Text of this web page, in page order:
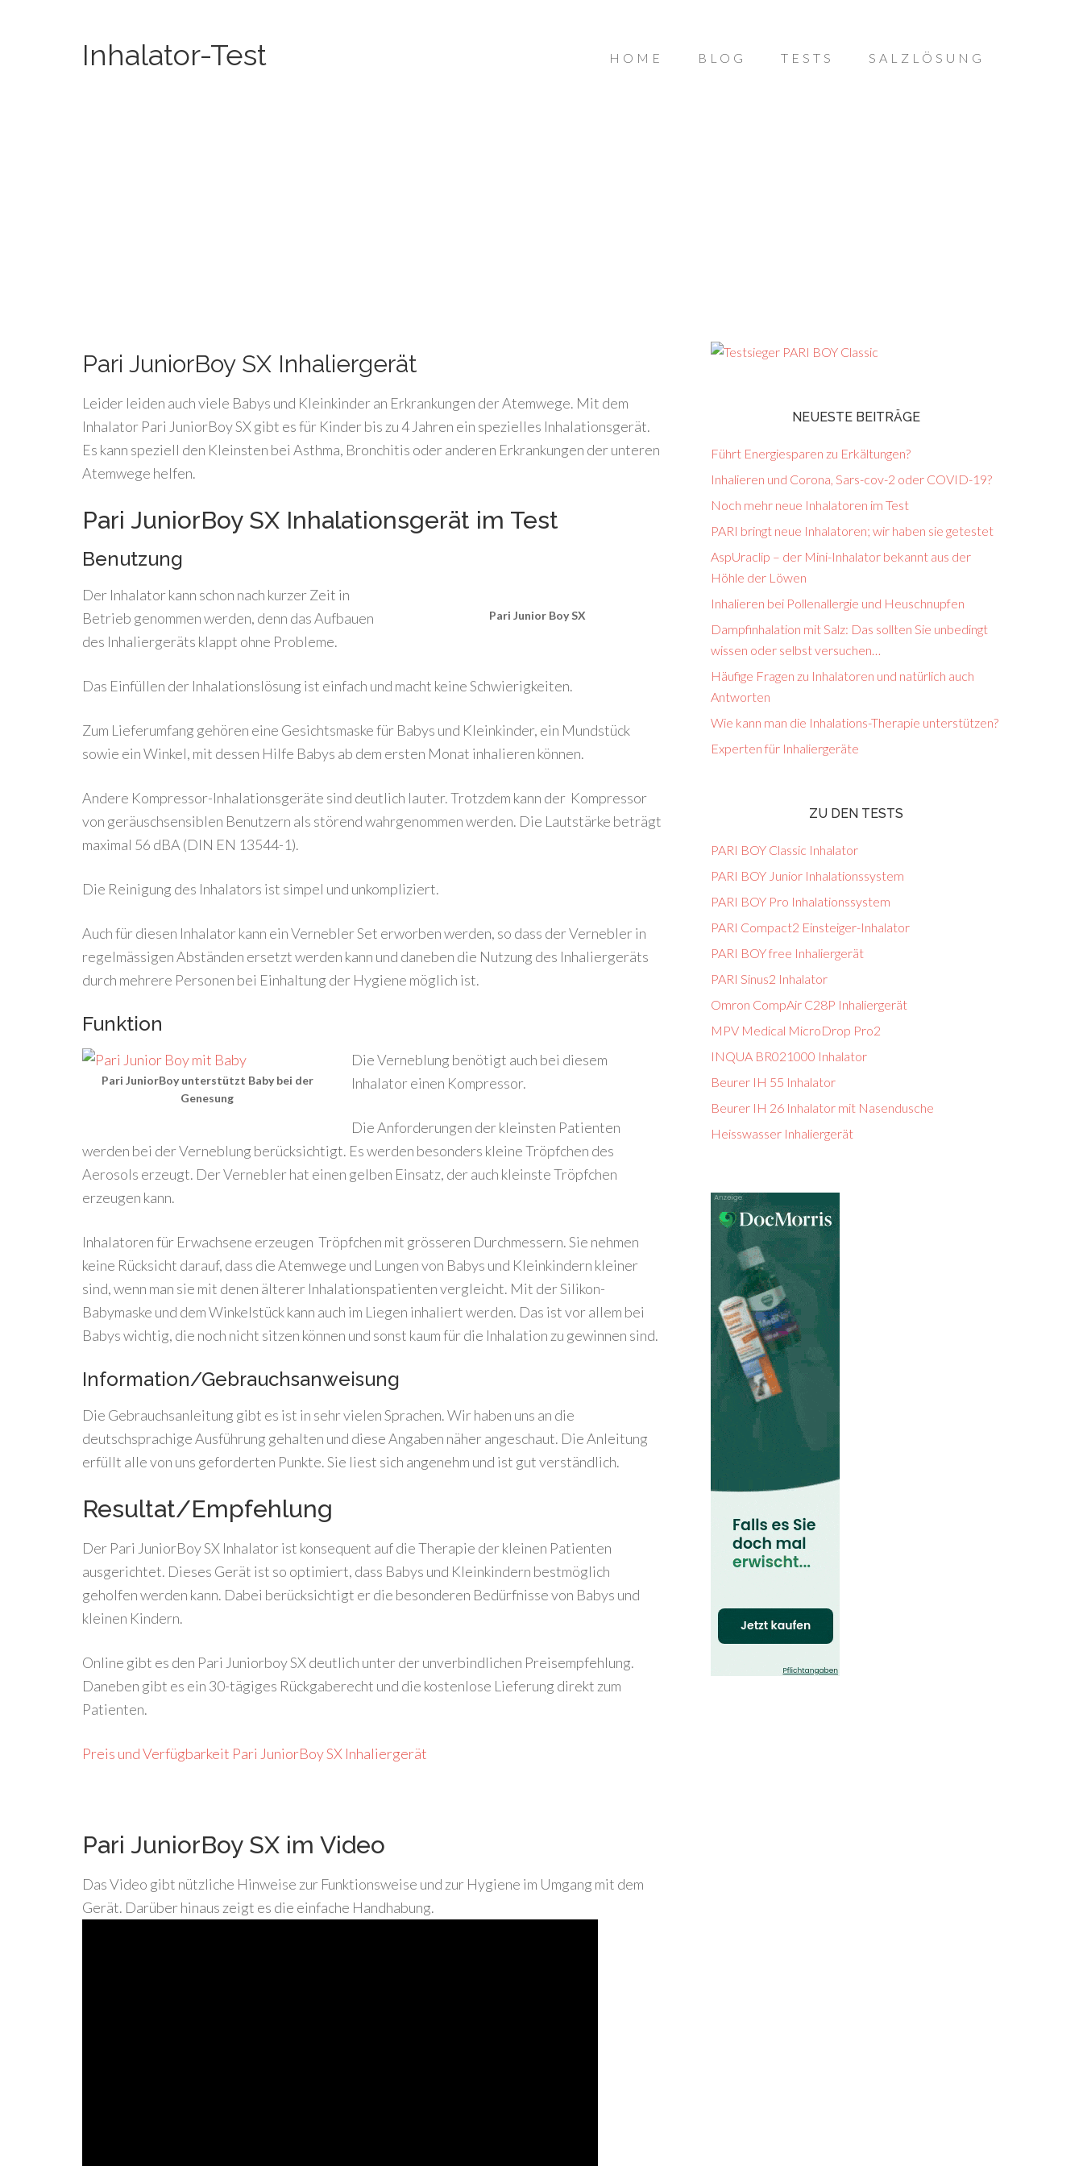
Inhalator-Test HOME BLOG TESTS SALZLÖSUNG
Pari JuniorBoy SX Inhaliergerät
Leider leiden auch viele Babys und Kleinkinder an Erkrankungen der Atemwege. Mit dem
Inhalator Pari JuniorBoy SX gibt es für Kinder bis zu 4 Jahren ein spezielles Inhalationsgerät.
Es kann speziell den Kleinsten bei Asthma, Bronchitis oder anderen Erkrankungen der unteren
Atemwege helfen.
Pari JuniorBoy SX Inhalationsgerät im Test
Benutzung
Pari Junior Boy SX
Der Inhalator kann schon nach kurzer Zeit in
Betrieb genommen werden, denn das Aufbauen
des Inhaliergeräts klappt ohne Probleme.
Das Einfüllen der Inhalationslösung ist einfach und macht keine Schwierigkeiten.
Zum Lieferumfang gehören eine Gesichtsmaske für Babys und Kleinkinder, ein Mundstück
sowie ein Winkel, mit dessen Hilfe Babys ab dem ersten Monat inhalieren können.
Andere Kompressor-Inhalationsgeräte sind deutlich lauter. Trotzdem kann der Kompressor
von geräuschsensiblen Benutzern als störend wahrgenommen werden. Die Lautstärke beträgt
maximal 56 dBA (DIN EN 13544-1).
Die Reinigung des Inhalators ist simpel und unkompliziert.
Auch für diesen Inhalator kann ein Vernebler Set erworben werden, so dass der Vernebler in
regelmässigen Abständen ersetzt werden kann und daneben die Nutzung des Inhaliergeräts
durch mehrere Personen bei Einhaltung der Hygiene möglich ist.
Funktion
Pari JuniorBoy unterstützt Baby bei der
Genesung
Die Verneblung benötigt auch bei diesem
Inhalator einen Kompressor.
Die Anforderungen der kleinsten Patienten
werden bei der Verneblung berücksichtigt. Es werden besonders kleine Tröpfchen des
Aerosols erzeugt. Der Vernebler hat einen gelben Einsatz, der auch kleinste Tröpfchen
erzeugen kann.
Inhalatoren für Erwachsene erzeugen Tröpfchen mit grösseren Durchmessern. Sie nehmen
keine Rücksicht darauf, dass die Atemwege und Lungen von Babys und Kleinkindern kleiner
sind, wenn man sie mit denen älterer Inhalationspatienten vergleicht. Mit der Silikon-
Babymaske und dem Winkelstück kann auch im Liegen inhaliert werden. Das ist vor allem bei
Babys wichtig, die noch nicht sitzen können und sonst kaum für die Inhalation zu gewinnen sind.
Information/Gebrauchsanweisung
Die Gebrauchsanleitung gibt es ist in sehr vielen Sprachen. Wir haben uns an die
deutschsprachige Ausführung gehalten und diese Angaben näher angeschaut. Die Anleitung
erfüllt alle von uns geforderten Punkte. Sie liest sich angenehm und ist gut verständlich.
Resultat/Empfehlung
Der Pari JuniorBoy SX Inhalator ist konsequent auf die Therapie der kleinen Patienten
ausgerichtet. Dieses Gerät ist so optimiert, dass Babys und Kleinkindern bestmöglich
geholfen werden kann. Dabei berücksichtigt er die besonderen Bedürfnisse von Babys und
kleinen Kindern.
Online gibt es den Pari Juniorboy SX deutlich unter der unverbindlichen Preisempfehlung.
Daneben gibt es ein 30-tägiges Rückgaberecht und die kostenlose Lieferung direkt zum
Patienten.
Preis und Verfügbarkeit Pari JuniorBoy SX Inhaliergerät
Pari JuniorBoy SX im Video
Das Video gibt nützliche Hinweise zur Funktionsweise und zur Hygiene im Umgang mit dem
Gerät. Darüber hinaus zeigt es die einfache Handhabung.
NEUESTE BEITRÄGE
Führt Energiesparen zu Erkältungen?
Inhalieren und Corona, Sars-cov-2 oder COVID-19?
Noch mehr neue Inhalatoren im Test
PARI bringt neue Inhalatoren; wir haben sie getestet
AspUraclip – der Mini-Inhalator bekannt aus der
Höhle der Löwen
Inhalieren bei Pollenallergie und Heuschnupfen
Dampfinhalation mit Salz: Das sollten Sie unbedingt
wissen oder selbst versuchen…
Häufige Fragen zu Inhalatoren und natürlich auch
Antworten
Wie kann man die Inhalations-Therapie unterstützen?
Experten für Inhaliergeräte
ZU DEN TESTS
PARI BOY Classic Inhalator
PARI BOY Junior Inhalationssystem
PARI BOY Pro Inhalationssystem
PARI Compact2 Einsteiger-Inhalator
PARI BOY free Inhaliergerät
PARI Sinus2 Inhalator
Omron CompAir C28P Inhaliergerät
MPV Medical MicroDrop Pro2
INQUA BR021000 Inhalator
Beurer IH 55 Inhalator
Beurer IH 26 Inhalator mit Nasendusche
Heisswasser Inhaliergerät